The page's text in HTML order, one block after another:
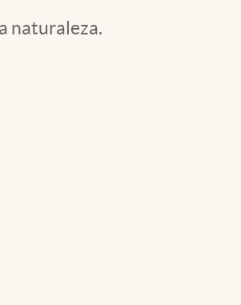
naturaleza.